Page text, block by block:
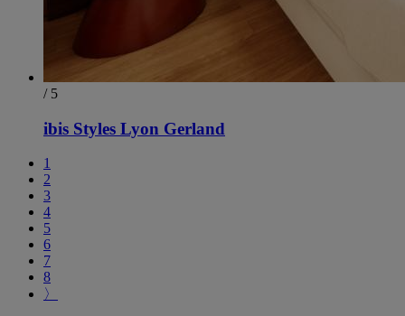
/ 5
ibis Styles Lyon Gerland
1
2
3
4
5
6
7
8
〉